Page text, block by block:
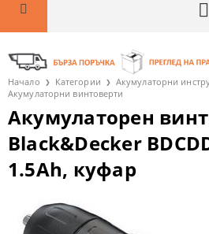
Начало Категории
Акумулаторни
Акумулаторни винтоверти
Акумулаторен
Black&Decker
1.5Ah, куфар